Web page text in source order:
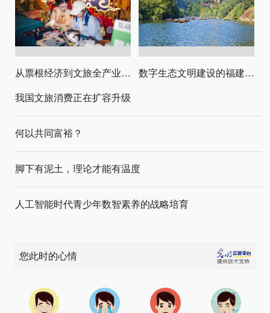
从票根经济到文旅全产业链升级 数字生态文明建设的福建路径与启示
我国文旅消费正在扩容升级
何以共同富裕？
脚下有泥土，理论才能有温度
人工智能时代青少年数智素养的战略培育
您此时的心情